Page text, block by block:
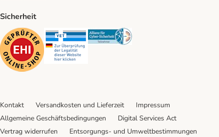
Sicherheit
Security Security Security
Kontakt Versandkosten und Lieferzeit
Impressum
Allgemeine Geschäftsbedingungen
Digital Services Act
Vertrag widerrufen
Entsorgungs- und Umweltbestimmungen